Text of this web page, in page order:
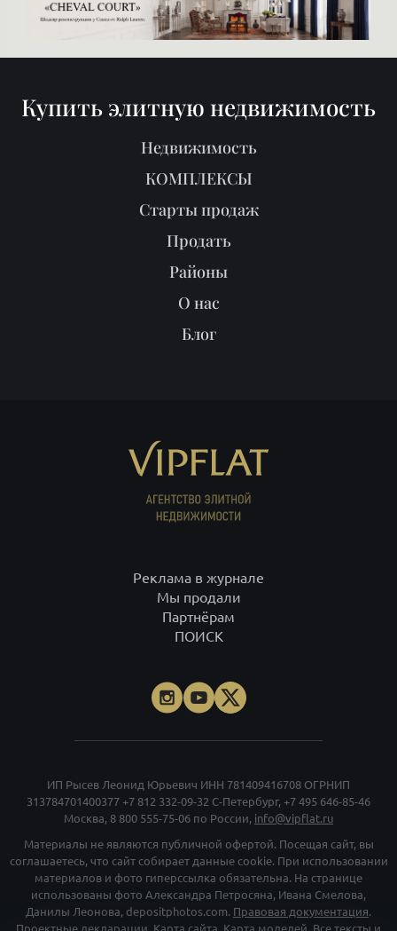
Купить элитную недвижимость
Недвижимость
КОМПЛЕКСЫ
Старты продаж
Продать
Районы
О нас
Блог
Реклама в журнале
Мы продали
Партнёрам
ПОИСК
ИП Рысев Леонид Юрьевич ИНН 781409416708 ОГРНИП
313784701400377 +7 812 332-09-32 С-Петербург, +7 495 646-85-46
Москва, 8 800 555-75-06 по России, info@vipflat.ru
Материалы не являются публичной офертой. Посещая сайт, вы
соглашаетесь, что сайт собирает данные cookie. При использовании
материалов и фото гиперссылка обязательна. На странице
использованы фото Александра Петросяна, Ивана Смелова,
Данилы Леонова, depositphotos.com. Правовая документация.